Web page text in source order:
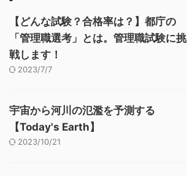
【どんな試験？合格率は？】都庁の
「管理職選考」とは。管理職試験に挑
戦します！
2023/7/7
宇宙から河川の氾濫を予測する
【Today's Earth】
2023/10/21